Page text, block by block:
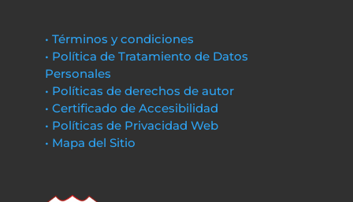
• Términos y condiciones
• Política de Tratamiento de Datos
Personales
• Políticas de derechos de autor
• Certificado de Accesibilidad
• Políticas de Privacidad Web
• Mapa del Sitio